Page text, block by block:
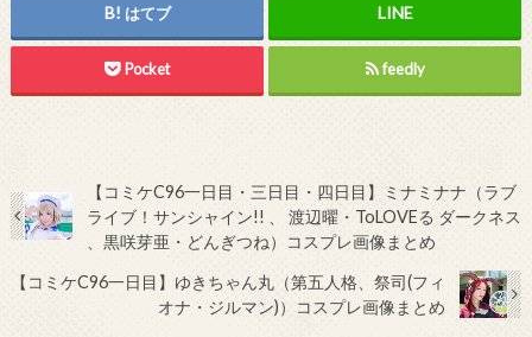
はてブ
Pocket feedly
【コミケC96一日目・三日目・四日目】ミナミナナ（ラブ
ライブ！サンシャイン!! 、 渡辺曜・ToLOVEる ダークネス
、黒咲芽亜・どんぎつね）コスプレ画像まとめ
【コミケC96一日目】ゆきちゃん丸（第五人格、祭司(フィ
オナ・ジルマン)）コスプレ画像まとめ